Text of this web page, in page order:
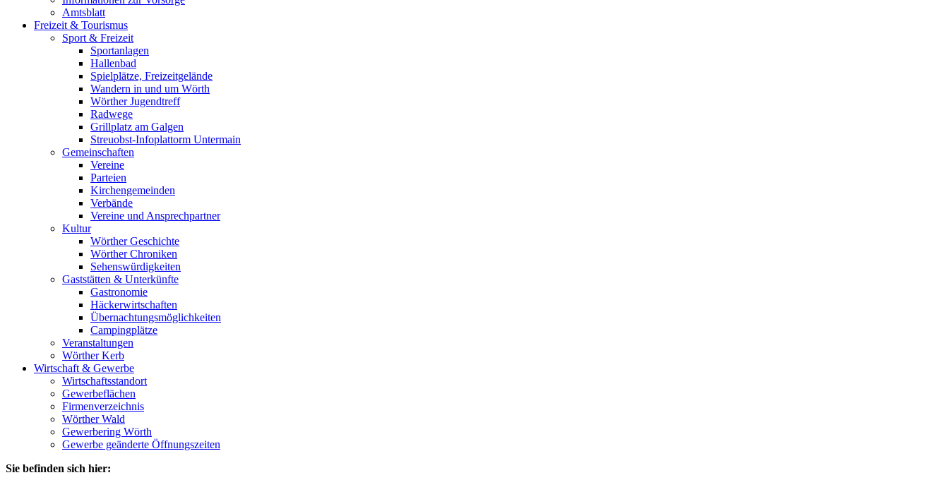
Amtsblatt
Freizeit & Tourismus
Sport & Freizeit
Sportanlagen
Hallenbad
Spielplätze, Freizeitgelände
Wandern in und um Wörth
Wörther Jugendtreff
Radwege
Grillplatz am Galgen
Streuobst-Infoplattorm Untermain
Gemeinschaften
Vereine
Parteien
Kirchengemeinden
Verbände
Vereine und Ansprechpartner
Kultur
Wörther Geschichte
Wörther Chroniken
Sehenswürdigkeiten
Gaststätten & Unterkünfte
Gastronomie
Häckerwirtschaften
Übernachtungsmöglichkeiten
Campingplätze
Veranstaltungen
Wörther Kerb
Wirtschaft & Gewerbe
Wirtschaftsstandort
Gewerbeflächen
Firmenverzeichnis
Wörther Wald
Gewerbering Wörth
Gewerbe geänderte Öffnungszeiten
Sie befinden sich hier: